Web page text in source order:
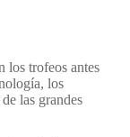
los trofeos antes
los
las grandes